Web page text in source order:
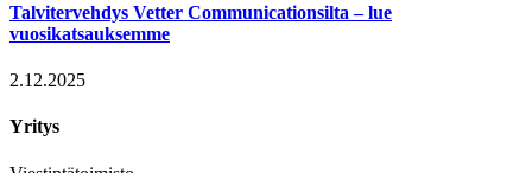
Talvitervehdys Vetter Communicationsilta – lue
vuosikatsauksemme
2.12.2025
Yritys